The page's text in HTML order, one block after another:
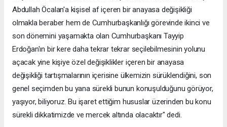
Abdullah Öcalan'a kişisel af içeren bir anayasa değişikliği
olmakla beraber hem de Cumhurbaşkanlığı görevinde ikinci ve
son dönemini yaşamakta olan Cumhurbaşkanı Tayyip
Erdoğan'ın bir kere daha tekrar tekrar seçilebilmesinin yolunu
açacak yine kişiye özel değişiklikler içeren bir anayasa
değişikliği tartışmalarının içerisine ülkemizin sürüklendiğini, son
genel seçimden bu yana sürekli bunun konuşulduğunu görüyor,
yaşıyor, biliyoruz. Bu işaret ettiğim hususlar üzerinden bu konu
sürekli dikkatimizde ve mercek altında olacaktır" dedi.